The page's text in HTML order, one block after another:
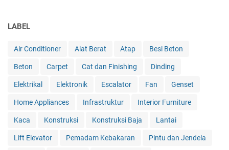
LABEL
Air Conditioner Alat Berat Atap Besi Beton
Beton Carpet Cat dan Finishing Dinding
Elektrikal Elektronik Escalator Fan Genset
Home Appliances Infrastruktur Interior Furniture
Kaca Konstruksi Konstruksi Baja Lantai
Lift Elevator Pemadam Kebakaran Pintu dan Jendela